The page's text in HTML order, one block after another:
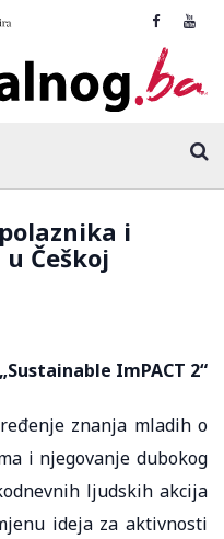
i
Češkoj
ImPACT 2“
znanja mladih o
i njegovanje dubokog
ljudskih akcija
ideja za aktivnosti